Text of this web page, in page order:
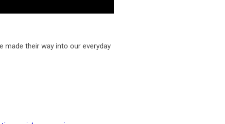
made their way into our everyday